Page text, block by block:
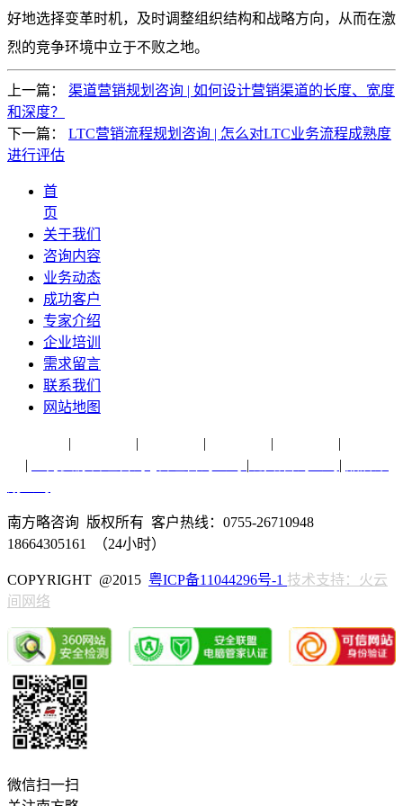
好地选择变革时机，及时调整组织结构和战略方向，从而在激
烈的竞争环境中立于不败之地。
上一篇： 渠道营销规划咨询 | 如何设计营销渠道的长度、宽度
和深度？
下一篇： LTC营销流程规划咨询 | 怎么对LTC业务流程成熟度
进行评估
首
页
关于我们
咨询内容
业务动态
成功客户
专家介绍
企业培训
需求留言
联系我们
网站地图
| | | | |
| | |
南方略咨询 版权所有 客户热线：0755-26710948
18664305161 （24小时）
COPYRIGHT @2015 粤ICP备11044296号-1 技术支持：火云
间网络
微信扫一扫